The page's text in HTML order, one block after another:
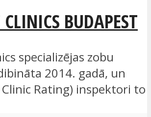
CLINICS BUDAPEST
specializējas zobu
2014. gadā, un
Clinic Rating) inspektori to